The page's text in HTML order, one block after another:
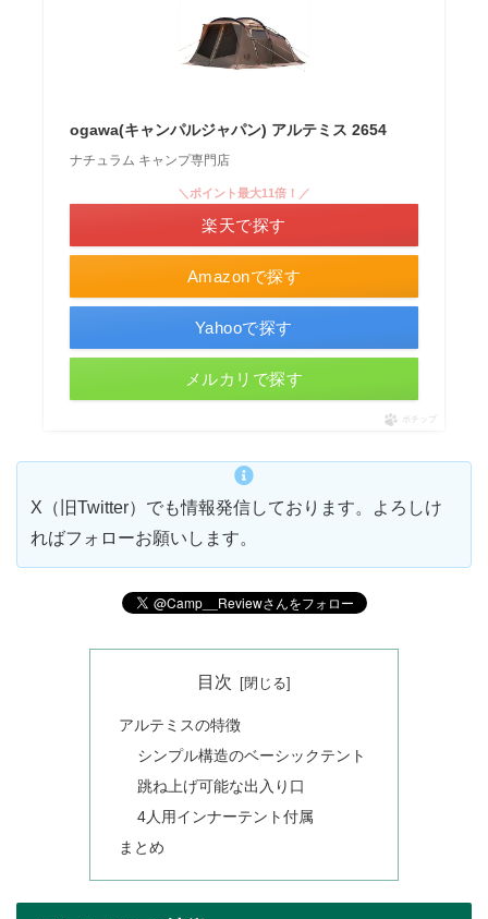
ogawa(キャンパルジャパン) アルテミス 2654
ナチュラム キャンプ専門店
Amazonで探す
＼ポイント最大11倍！／
楽天で探す
Yahooで探す
メルカリで探す
ポチップ
X（旧Twitter）でも情報発信しております。よろしけ
ればフォローお願いします。
目次
アルテミスの特徴
シンプル構造のベーシックテント
跳ね上げ可能な出入り口
4人用インナーテント付属
まとめ